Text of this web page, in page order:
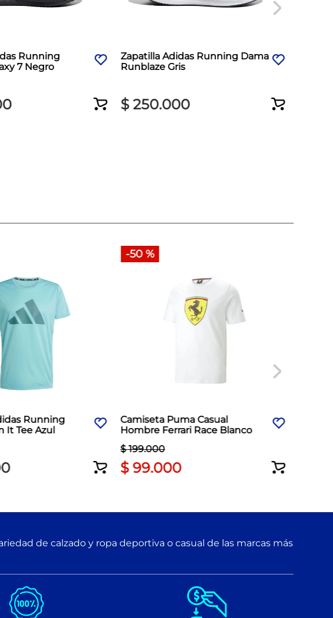
Running
7 Negro
Zapatilla Adidas Running Dama
Runblaze Gris
$ 250.000
Running
It Tee Azul
-50 %
Camiseta Puma Casual
Hombre Ferrari Race Blanco
$ 199.000
$ 99.000
de calzado y ropa deportiva o casual de las marcas más